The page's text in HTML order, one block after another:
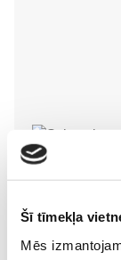
Šī tīmekļa
Mēs
Brokastu
septembrī!